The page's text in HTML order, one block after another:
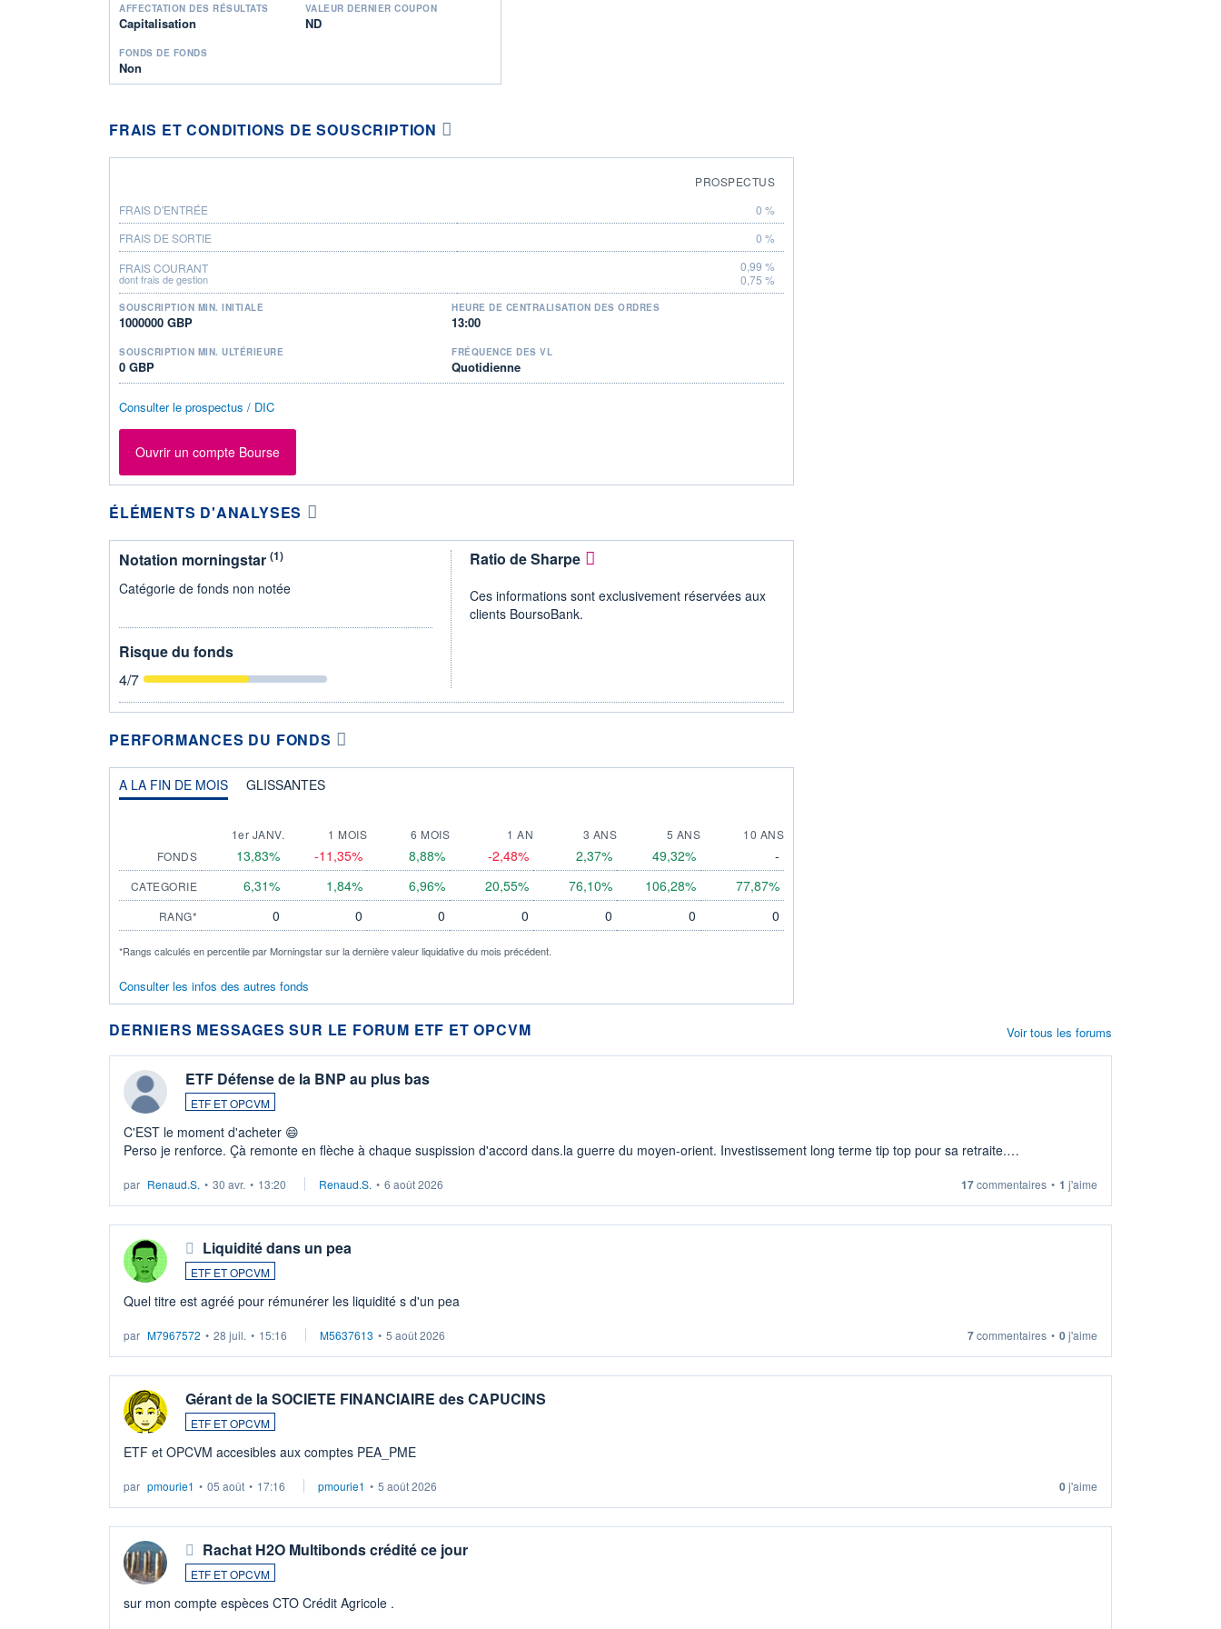
AFFECTATION DES RÉSULTATS
Capitalisation
VALEUR DERNIER COUPON
ND
FONDS DE FONDS
Non
FRAIS ET CONDITIONS DE SOUSCRIPTION
PROSPECTUS
FRAIS D'ENTRÉE
0 %
FRAIS DE SORTIE
0 %
FRAIS COURANT
dont frais de gestion
0,99 %
0,75 %
SOUSCRIPTION MIN. INITIALE
1000000 GBP
HEURE DE CENTRALISATION DES ORDRES
13:00
SOUSCRIPTION MIN. ULTÉRIEURE
0 GBP
FRÉQUENCE DES VL
Quotidienne
Consulter le prospectus / DIC
Ouvrir un compte Bourse
ÉLÉMENTS D'ANALYSES
Notation morningstar (1)
Catégorie de fonds non notée
Risque du fonds
4/7
Ratio de Sharpe
Ces informations sont exclusivement réservées aux
clients BoursoBank.
PERFORMANCES DU FONDS
A LA FIN DE MOIS GLISSANTES
1er JANV. 1 MOIS 6 MOIS 1 AN 3 ANS 5 ANS
10 ANS
FONDS
13,83% -11,35% 8,88% -2,48% 2,37% 49,32% -
CATEGORIE 6,31% 1,84% 6,96% 20,55% 76,10% 106,28% 77,87%
RANG* 0 0 0 0 0 0 0
*Rangs calculés en percentile par Morningstar sur la dernière valeur liquidative du mois précédent.
Consulter les infos des autres fonds
DERNIERS MESSAGES SUR LE FORUM ETF ET OPCVM
ETF Défense de la BNP au plus bas
ETF ET OPCVM
C'EST le moment d'acheter 😄​
Perso je renforce. Çà remonte en flèche à chaque suspission d'accord dans.la guerre du moyen-orient. Investissement long terme tip top pour sa retraite.
par Renaud.S. • 30 avr. • 13:20 Renaud.S. • 6 août 2026 17commentaires • 1 j'aime
Liquidité dans un pea
ETF ET OPCVM
Quel titre est agréé pour rémunérer les liquidité s d'un pea
par M7967572 • 28 juil. • 15:16 M5637613 • 5 août 2026 7commentaires • 0j'aime
Gérant de la SOCIETE FINANCIAIRE des CAPUCINS
ETF ET OPCVM
ETF et OPCVM accesibles aux comptes PEA_PME
par pmourie1 • 05 août • 17:16 pmourie1 • 5 août 2026 0j'aime
Rachat H2O Multibonds crédité ce jour
ETF ET OPCVM
sur mon compte espèces CTO Crédit Agricole .
Voir tous les forums